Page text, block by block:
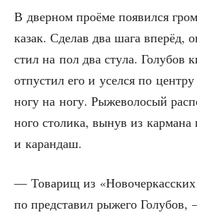
В двер­ном про­ёме появил­ся
казак. Сде­лав два шага впе­рёд,
стил на пол два сту­ла. Голу­бов
отпу­стил его и усел­ся по
ногу на ногу. Рыже­во­ло­сый
но­го сто­ли­ка, вынув из кар­ма­на
и карандаш.
— Това­рищ из
по пред­ста­вил рыже­го